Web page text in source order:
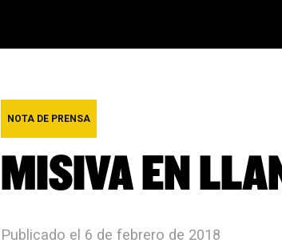
NOTA DE PRENSA
MISIVA EN
Publicado el 6 de febrero de 2018